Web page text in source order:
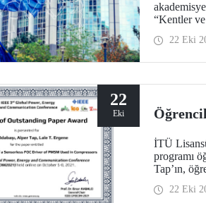
“Kentler
amacıyla
22 Eki
22
Eki
İTÜ
programı
Tap’ın,
22 Eki